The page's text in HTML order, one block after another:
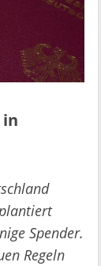
Spender.
Regeln